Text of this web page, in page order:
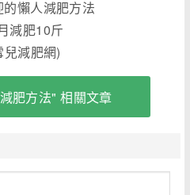
懶人減肥方法
減肥10斤
減肥網)
肥方法" 相關文章